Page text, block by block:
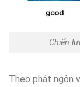
Chiến
Theo phát ngôn